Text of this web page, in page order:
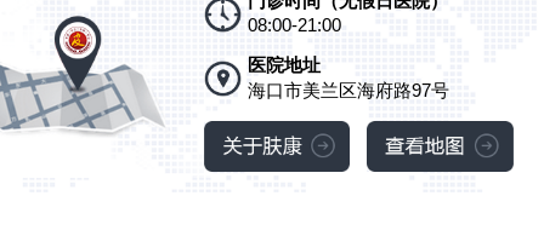
08:00-21:00
医院地址
海口市美兰区海府路97号